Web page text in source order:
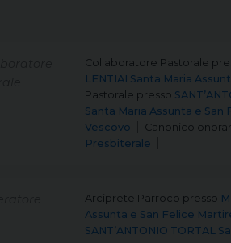
Collaboratore Pastorale
LENTIAI Santa Maria
Pastorale presso
Santa Maria Assunta e San
Vescovo
Canonico
Presbiterale
Arciprete Parroco presso
Assunta e San Felice
SANT’ANTONIO TORTAL